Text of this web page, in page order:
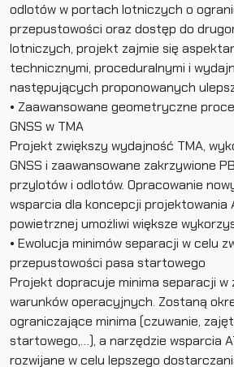
odlotów w portach lotniczych o
przepustowości oraz dostęp do
lotniczych, projekt zajmie się
technicznymi, proceduralnymi i
następujących proponowanych
• Zaawansowane geometryczne
GNSS w TMA
Projekt zwiększy wydajność TMA,
GNSS i zaawansowane zakrzywione
przylotów i odlotów. Opracowanie
wsparcia dla koncepcji projektowania
powietrznej umożliwi większe
• Ewolucja minimów separacji w celu
przepustowości pasa startowego
Projekt dopracuje minima separacji w
warunków operacyjnych. Zostaną
ograniczające minima (czuwanie,
startowego,…), a narzędzie wsparcia
rozwijane w celu lepszego